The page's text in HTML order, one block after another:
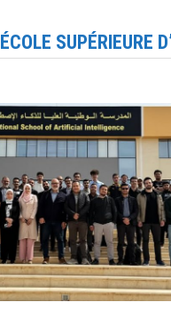
ÉCOLE SUPÉRIEURE